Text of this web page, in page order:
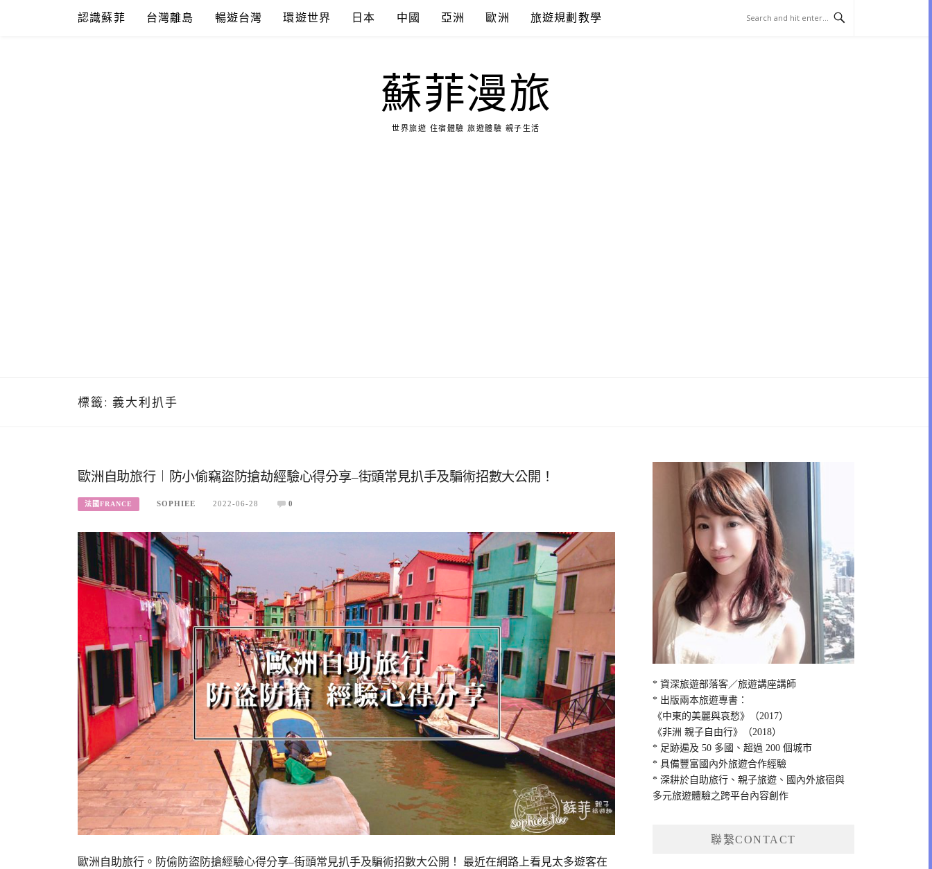
認識蘇菲 台灣離島 暢遊台灣 環遊世界 日本 中國 亞洲 歐洲 旅遊規劃教學
蘇菲漫旅
世界旅遊 住宿體驗 旅遊體驗 親子生活
標籤: 義大利扒手
歐洲自助旅行︱防小偷竊盜防搶劫經驗心得分享–街頭常見扒手及騙術招數大公開！
法國FRANCE SOPHIEE 2022-06-28 0
歐洲自助旅行。防偷防盜防搶經驗心得分享–街頭常見扒手及騙術招數大公開！ 最近在網路上看見太多遊客在
* 資深旅遊部落客／旅遊講座講師
* 出版兩本旅遊專書：
《中東的美麗與哀愁》（2017）
《非洲 親子自由行》（2018）
* 足跡遍及 50 多國、超過 200 個城市
* 具備豐富國內外旅遊合作經驗
* 深耕於自助旅行、親子旅遊、國內外旅宿與
多元旅遊體驗之跨平台內容創作
聯繫CONTACT